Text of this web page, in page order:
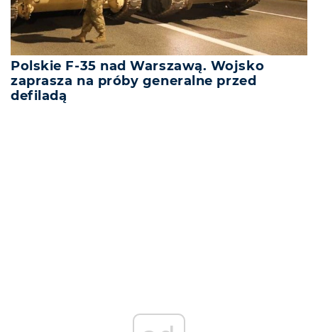
Polskie F-35 nad Warszawą. Wojsko
zaprasza na próby generalne przed
defiladą